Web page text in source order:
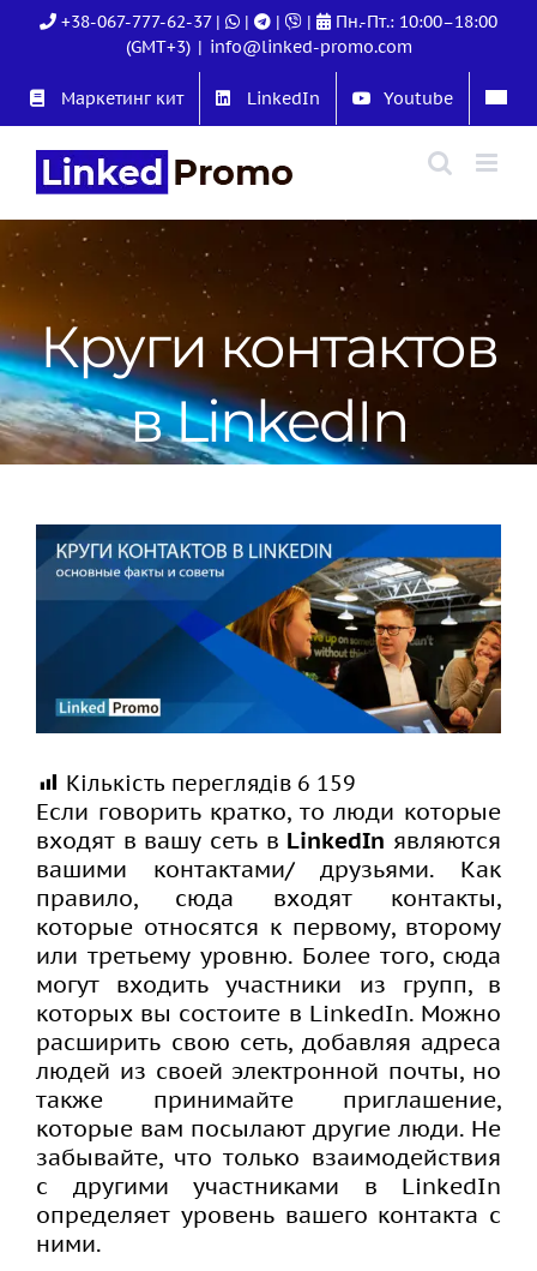
+38-067-777-62-37 | | | |
Пн.-Пт.: 10:00–18:00
(GMT+3) | info@linked-promo.com
Маркетинг кит LinkedIn Youtube
Круги контактов
в LinkedIn
View
Larger
Кількість переглядів 6 159
Если говорить кратко, то люди которые
входят в вашу сеть в LinkedIn являются
вашими контактами/ друзьями. Как
правило, сюда входят контакты,
которые относятся к первому, второму
или третьему уровню. Более того, сюда
могут входить участники из групп, в
которых вы состоите в LinkedIn. Можно
расширить свою сеть, добавляя адреса
людей из своей электронной почты, но
также принимайте приглашение,
которые вам посылают другие люди. Не
забывайте, что только взаимодействия
с другими участниками в LinkedIn
определяет уровень вашего контакта с
ними.